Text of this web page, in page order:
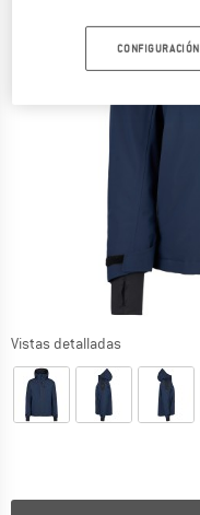
Vistas detalladas
CONFIGURACIÓN